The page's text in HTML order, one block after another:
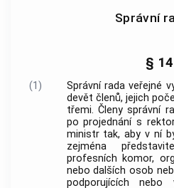
Správní
§ 14
(1)
Správní rada veřejné
devět členů, jejich
třemi. Členy správní
po projednání s
ministr tak, aby v ní
zejména
profesních komor,
nebo dalších osob
podporujících nebo